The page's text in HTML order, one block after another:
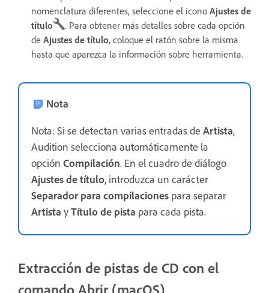
nomenclatura diferentes, seleccione el icono Ajustes de
título
. Para obtener más detalles sobre cada opción
de Ajustes de título, coloque el ratón sobre la misma
hasta que aparezca la información sobre herramienta.
Nota
Nota: Si se detectan varias entradas de Artista,
Audition selecciona automáticamente la
opción Compilación. En el cuadro de diálogo
Ajustes de título, introduzca un carácter
Separador para compilaciones para separar
Artista yTítulo de pista para cada pista.
Extracción de pistas de CD con el